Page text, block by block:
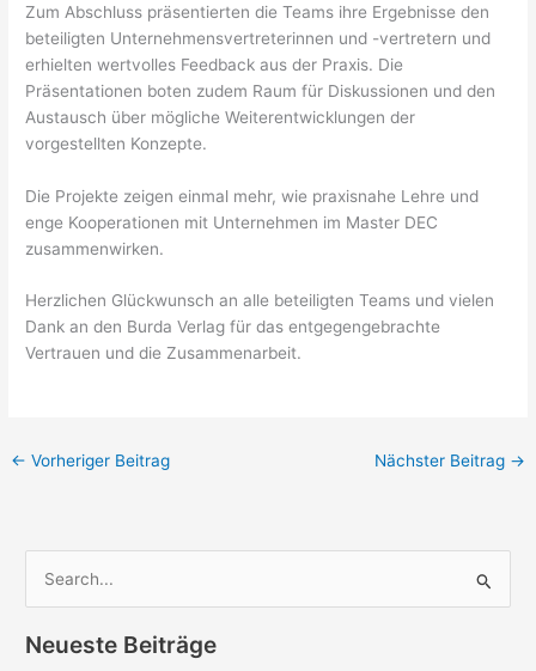
Zum Abschluss präsentierten die Teams ihre Ergebnisse den
beteiligten Unternehmensvertreterinnen und -vertretern und
erhielten wertvolles Feedback aus der Praxis. Die
Präsentationen boten zudem Raum für Diskussionen und den
Austausch über mögliche Weiterentwicklungen der
vorgestellten Konzepte.
Die Projekte zeigen einmal mehr, wie praxisnahe Lehre und
enge Kooperationen mit Unternehmen im Master DEC
zusammenwirken.
Herzlichen Glückwunsch an alle beteiligten Teams und vielen
Dank an den Burda Verlag für das entgegengebrachte
Vertrauen und die Zusammenarbeit.
← Vorheriger Beitrag Nächster Beitrag →
Neueste Beiträge